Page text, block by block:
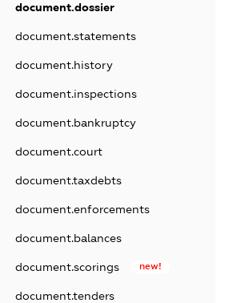
document.dossier
document.statements
document.history
document.inspections
document.bankruptcy
document.court
document.taxdebts
document.enforcements
document.balances
document.scorings new!
document.tenders